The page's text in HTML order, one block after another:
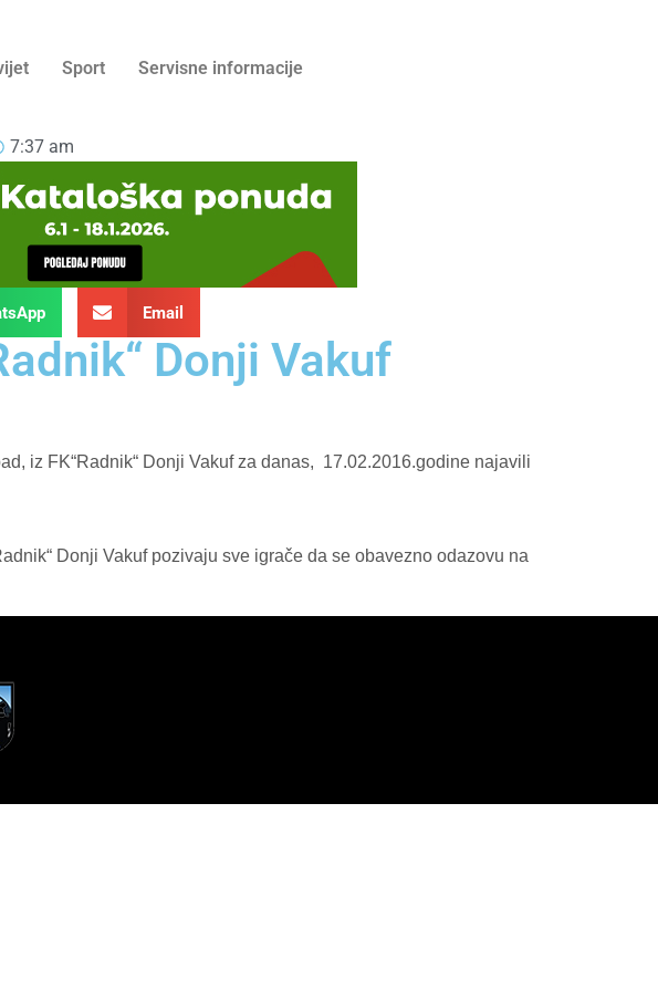
Sport Servisne informacije
7:37 am
Email
Donji Vakuf
iz FK“Radnik“ Donji Vakuf za danas, 17.02.2016.godine najavili
Donji Vakuf pozivaju sve igrače da se obavezno odazovu na